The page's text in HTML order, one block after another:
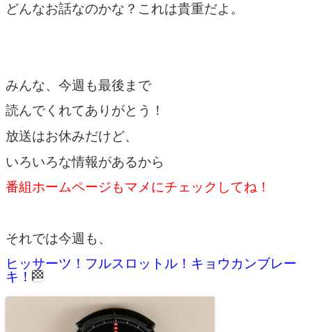
どんなお話なのかな？これは貴重だよ。
みんな、今週も最後まで
読んでくれてありがとう！
放送はお休みだけど、
いろいろな情報があるから
番組ホームページもマメにチェックしてね！
それでは今週も、
ヒッサーツ！フルスロットル！キョウカンブレー
キ！